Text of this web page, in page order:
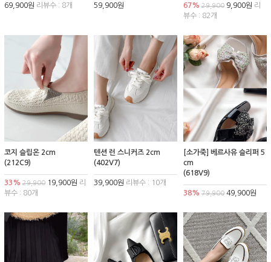
69,900원 리뷰수 : 8개 59,900원 67% 29,9009,900원 리
뷰수 : 82개
코지 슬립온 2cm
(212C9)
33% 29,900 19,900원 리
뷰수 : 80개
텐션 런 스니커즈 2cm
(402V7)
39,900원 리뷰수 : 10개
[소가죽] 베르사유 슬리퍼 5
cm
(618V9)
38% 79,90049,900원